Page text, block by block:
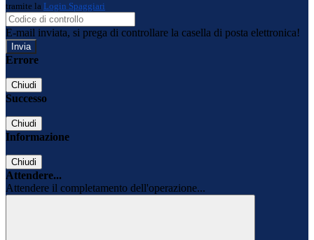
tramite la Login Spaggiari
E-mail inviata, si prega di controllare la casella di posta elettronica!
Errore
Chiudi
Successo
Chiudi
Informazione
Chiudi
Attendere...
Attendere il completamento dell'operazione...